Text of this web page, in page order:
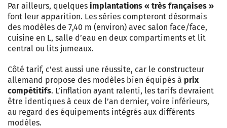
Par ailleurs, quelques implantations « très françaises »
font leur apparition. Les séries compteront désormais
des modèles de 7,40 m (environ) avec salon face/face,
cuisine en L, salle d’eau en deux compartiments et lit
central ou lits jumeaux.
Côté tarif, c’est aussi une réussite, car le constructeur
allemand propose des modèles bien équipés à prix
compétitifs. L’inflation ayant ralenti, les tarifs devraient
être identiques à ceux de l’an dernier, voire inférieurs,
au regard des équipements intégrés aux différents
modèles.